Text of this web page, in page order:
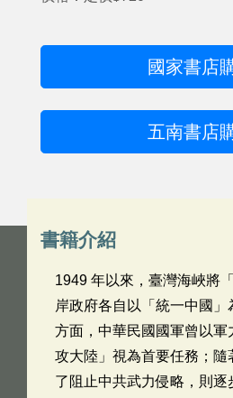
國家書店
五南書店
書籍介紹
1949 年以來，臺灣海峽將
岸政府各自以「統一中國
方面，中華民國國軍曾以軍
攻大陸」視為首要任務；隨
了阻止中共武力侵略，則逐